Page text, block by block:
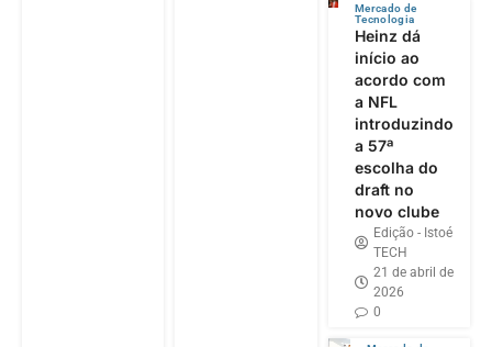
Mercado de
Tecnologia
Heinz dá
início ao
acordo com
a NFL
introduzindo
a 57ª
escolha do
draft no
novo clube
Edição - Istoé
TECH
21 de abril de
2026
0